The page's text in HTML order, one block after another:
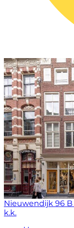
Nieuwendijk 96 B
k.k.